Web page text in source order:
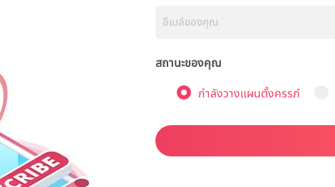
สถานะของคุณ
กำลังวางแผนตั้งครรภ์